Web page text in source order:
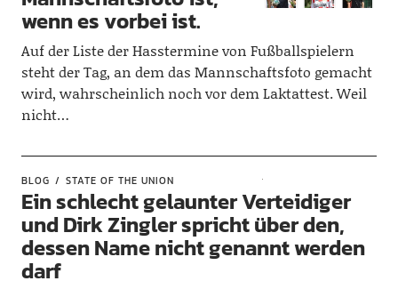
wenn es vorbei ist.
Auf der Liste der Hasstermine von Fußballspielern
steht der Tag, an dem das Mannschaftsfoto gemacht
wird, wahrscheinlich noch vor dem Laktattest. Weil
nicht…
BLOG STATE OF THE UNION
Ein schlecht gelaunter Verteidiger
und Dirk Zingler spricht über den,
dessen Name nicht genannt werden
darf